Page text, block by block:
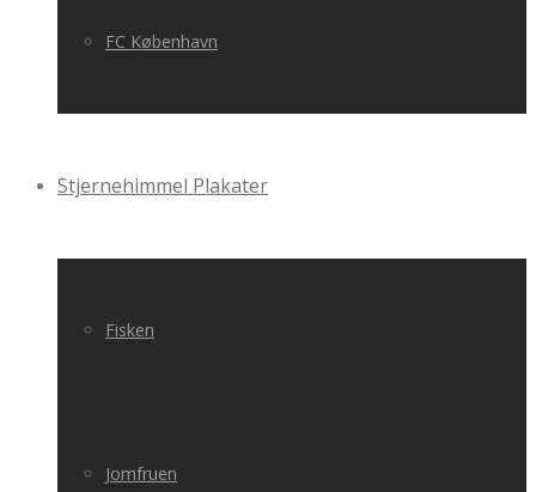
FC København
Stjernehimmel Plakater
Fisken
Jomfruen